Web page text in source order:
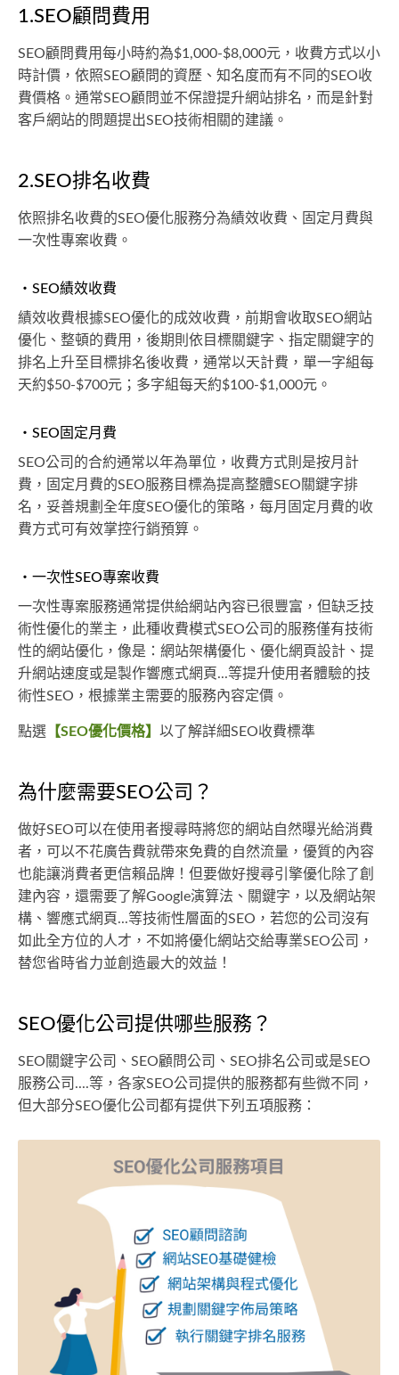
1.SEO顧問費用
SEO顧問費用每小時約為$1,000-$8,000元，收費方式以小
時計價，依照SEO顧問的資歷、知名度而有不同的SEO收
費價格。通常SEO顧問並不保證提升網站排名，而是針對
客戶網站的問題提出SEO技術相關的建議。
2.SEO排名收費
依照排名收費的SEO優化服務分為績效收費、固定月費與
一次性專案收費。
・SEO績效收費
績效收費根據SEO優化的成效收費，前期會收取SEO網站
優化、整頓的費用，後期則依目標關鍵字、指定關鍵字的
排名上升至目標排名後收費，通常以天計費，單一字組每
天約$50-$700元；多字組每天約$100-$1,000元。
・SEO固定月費
SEO公司的合約通常以年為單位，收費方式則是按月計
費，固定月費的SEO服務目標為提高整體SEO關鍵字排
名，妥善規劃全年度SEO優化的策略，每月固定月費的收
費方式可有效掌控行銷預算。
・一次性SEO專案收費
一次性專案服務通常提供給網站內容已很豐富，但缺乏技
術性優化的業主，此種收費模式SEO公司的服務僅有技術
性的網站優化，像是：網站架構優化、優化網頁設計、提
升網站速度或是製作響應式網頁...等提升使用者體驗的技
術性SEO，根據業主需要的服務內容定價。
點選 【SEO優化價格】 以了解詳細SEO收費標準
為什麼需要SEO公司？
做好SEO可以在使用者搜尋時將您的網站自然曝光給消費
者，可以不花廣告費就帶來免費的自然流量，優質的內容
也能讓消費者更信賴品牌！但要做好搜尋引擎優化除了創
建內容，還需要了解Google演算法、關鍵字，以及網站架
構、響應式網頁...等技術性層面的SEO，若您的公司沒有
如此全方位的人才，不如將優化網站交給專業SEO公司，
替您省時省力並創造最大的效益！
SEO優化公司提供哪些服務？
SEO關鍵字公司、SEO顧問公司、SEO排名公司或是SEO
服務公司....等，各家SEO公司提供的服務都有些微不同，
但大部分SEO優化公司都有提供下列五項服務：